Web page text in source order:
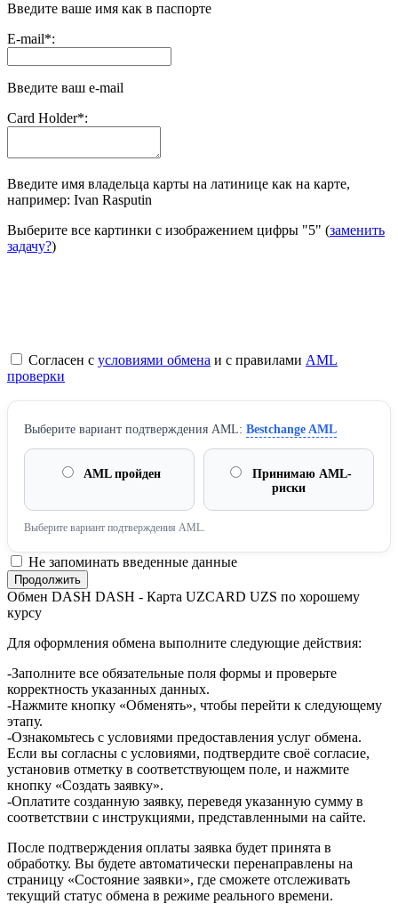
Введите ваше имя как в паспорте
E-mail*:
Введите ваш e-mail
Сard Holder*:
Введите имя владельца карты на латинице как на карте,
например: Ivan Rasputin
Выберите все картинки с изображением цифры "5" (заменить
задачу?)
Согласен с условиями обмена и с правилами AML
проверки
Выберите вариант подтверждения AML: Bestchange AML
AML пройден
Принимаю AML-
риски
Выберите вариант подтверждения AML.
Не запоминать введенные данные
Обмен DASH DASH - Карта UZCARD UZS по хорошему
курсу
Для оформления обмена выполните следующие действия:
-Заполните все обязательные поля формы и проверьте
корректность указанных данных.
-Нажмите кнопку «Обменять», чтобы перейти к следующему
этапу.
-Ознакомьтесь с условиями предоставления услуг обмена.
Если вы согласны с условиями, подтвердите своё согласие,
установив отметку в соответствующем поле, и нажмите
кнопку «Создать заявку».
-Оплатите созданную заявку, переведя указанную сумму в
соответствии с инструкциями, представленными на сайте.
После подтверждения оплаты заявка будет принята в
обработку. Вы будете автоматически перенаправлены на
страницу «Состояние заявки», где сможете отслеживать
текущий статус обмена в режиме реального времени.